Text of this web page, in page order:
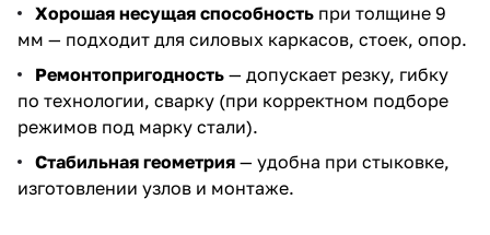
Хорошая несущая способность при толщине 9
мм — подходит для силовых каркасов, стоек, опор.
Ремонтопригодность — допускает резку, гибку
по технологии, сварку (при корректном подборе
режимов под марку стали).
Стабильная геометрия — удобна при стыковке,
изготовлении узлов и монтаже.